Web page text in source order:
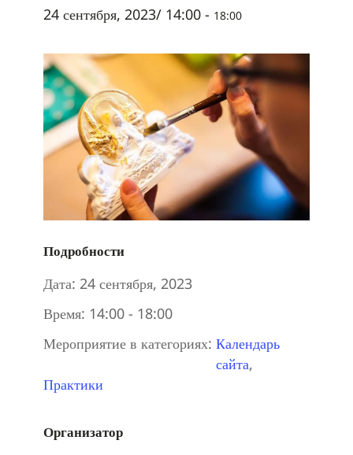
24 сентября, 2023/ 14:00 - 18:00
Подробности
Дата: 24 сентября, 2023
Время: 14:00 - 18:00
Мероприятие в категориях: Календарь
сайта,
Практики
Организатор